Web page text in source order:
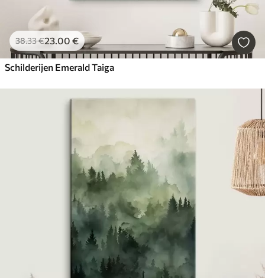
38.33€23.00 €
Schilderijen Emerald Taiga